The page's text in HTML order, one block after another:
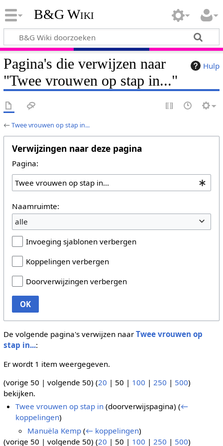
B&G Wiki
Hulp
Pagina's die verwijzen naar
"Twee vrouwen op stap in..."
←Twee vrouwen op stap in...
Verwijzingen naar deze pagina
Pagina:
Naamruimte:
alle
Invoeging sjablonen verbergen
Koppelingen verbergen
Doorverwijzingen verbergen
OK
De volgende pagina's verwijzen naar Twee vrouwen op
stap in...:
Er wordt 1 item weergegeven.
(vorige 50 | volgende 50) (20 | 50 | 100 | 250 | 500)
bekijken.
Twee vrouwen op stap in (doorverwijspagina)(←
koppelingen)
Manuëla Kemp (← koppelingen)
(vorige 50 | volgende 50) (20 | 50 | 100 | 250 | 500)